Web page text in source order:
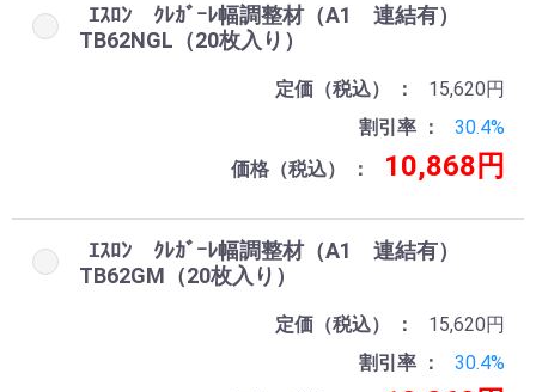
ｴｽﾛﾝ ｸﾚｶﾞｰﾚ幅調整材（A1 連結有）
TB62NGL（20枚入り）
定価（税込）
15,620円
割引率
30.4%
価格（税込）
10,868円
ｴｽﾛﾝ ｸﾚｶﾞｰﾚ幅調整材（A1 連結有）
TB62GM（20枚入り）
定価（税込）
15,620円
割引率
30.4%